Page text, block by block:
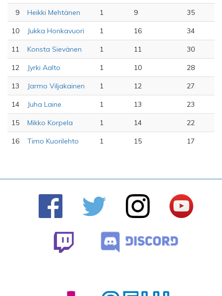
9 Heikki Mehtänen 1 9 35
10 Jukka Honkavuori 1 16 34
11 Konsta Sievänen 1 11 30
12 Jyrki Aalto 1 10 28
13 Jarmo Viljakainen 1 12 27
14 Juha Laine 1 13 23
15 Mikko Korpela 1 14 22
16 Timo Kuorilehto 1 15 17